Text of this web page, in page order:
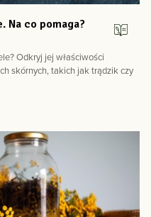
Na co pomaga?
Odkryj jej właściwości
skórnych, takich jak trądzik czy